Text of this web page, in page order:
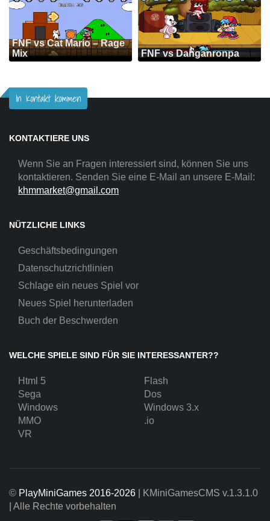
FNF vs Cat Mario – Rage
Mix
FNF vs Danganronpa
In Kontakt kommen
KONTAKTIERE UNS
Wenn Sie an Fragen interessiert sind, können Sie uns
kontaktieren. Senden Sie eine E-Mail an unsere E-Mail:
khmmarket@gmail.com
NÜTZLICHE LINKS
Geschäftsbedingungen
Datenschutzrichtlinien
Schlage ein neues Spiel vor
Neues Spiel herunterladen
Buch der Beschwerden
WELCHE SPIELE SIND FÜR SIE INTERESSANTER??
Html 5
Flash
Sega
Dos
Windows
Windows 3.x
MMO
.io
VR
© PlayMiniGames 2016-2026 | KMiniGamesCMS v.1.3.1.0
| Alle Rechte vorbehalten